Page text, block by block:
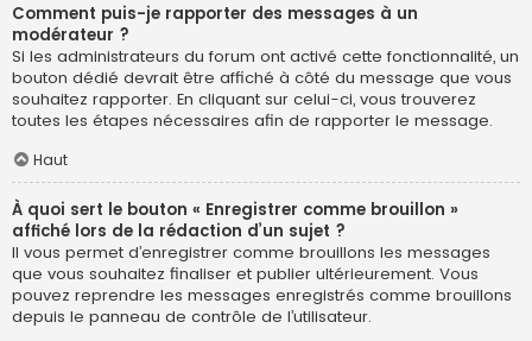
Comment puis-je rapporter des messages à un
modérateur ?
Si les administrateurs du forum ont activé cette fonctionnalité, un
bouton dédié devrait être affiché à côté du message que vous
souhaitez rapporter. En cliquant sur celui-ci, vous trouverez
toutes les étapes nécessaires afin de rapporter le message.
Haut
À quoi sert le bouton « Enregistrer comme brouillon »
affiché lors de la rédaction d’un sujet ?
Il vous permet d’enregistrer comme brouillons les messages
que vous souhaitez finaliser et publier ultérieurement. Vous
pouvez reprendre les messages enregistrés comme brouillons
depuis le panneau de contrôle de l’utilisateur.